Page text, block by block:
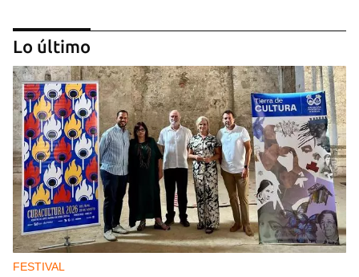
GASOLINA
En la Vía Blanca surgen puestos de venta de
gasolina en botellas de un litro
Lo último
FESTIVAL